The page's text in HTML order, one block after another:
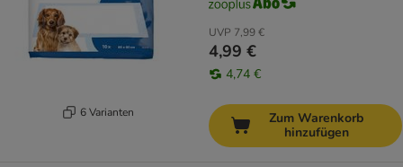
6 Varianten
UVP 7,99 €
4,99 €
4,74 €
Zum Warenkorb
hinzufügen